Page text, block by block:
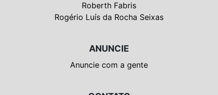
Roberth Fabris
Rogério Luís da Rocha Seixas
ANUNCIE
Anuncie com a gente